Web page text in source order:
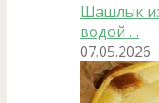
Шашлык
водой …
07.05.2026